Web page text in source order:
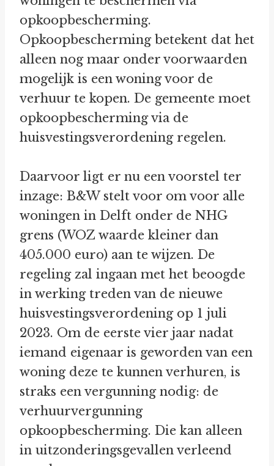
opkoopbescherming.
Opkoopbescherming betekent dat het
alleen nog maar onder voorwaarden
mogelijk is een woning voor de
verhuur te kopen. De gemeente moet
opkoopbescherming via de
huisvestingsverordening regelen.
Daarvoor ligt er nu een voorstel ter
inzage: B&W stelt voor om voor alle
woningen in Delft onder de NHG
grens (WOZ waarde kleiner dan
405.000 euro) aan te wijzen. De
regeling zal ingaan met het beoogde
in werking treden van de nieuwe
huisvestingsverordening op 1 juli
2023. Om de eerste vier jaar nadat
iemand eigenaar is geworden van een
woning deze te kunnen verhuren, is
straks een vergunning nodig: de
verhuurvergunning
opkoopbescherming. Die kan alleen
in uitzonderingsgevallen verleend